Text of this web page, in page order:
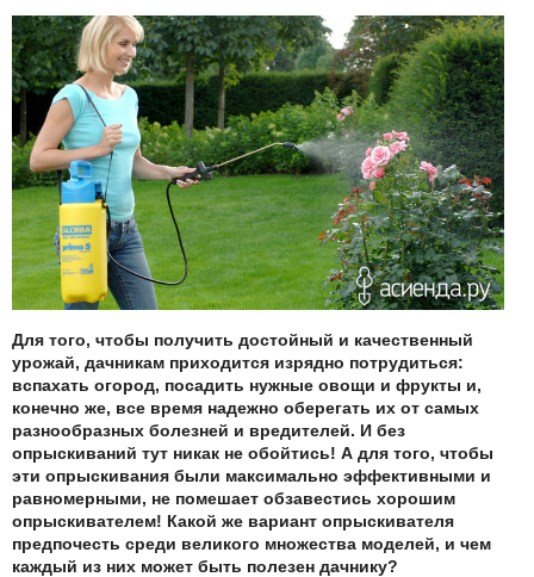
Для того, чтобы получить достойный и качественный
урожай, дачникам приходится изрядно потрудиться:
вспахать огород, посадить нужные овощи и фрукты и,
конечно же, все время надежно оберегать их от самых
разнообразных болезней и вредителей. И без
опрыскиваний тут никак не обойтись! А для того, чтобы
эти опрыскивания были максимально эффективными и
равномерными, не помешает обзавестись хорошим
опрыскивателем! Какой же вариант опрыскивателя
предпочесть среди великого множества моделей, и чем
каждый из них может быть полезен дачнику?